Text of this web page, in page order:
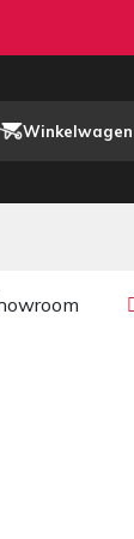
Winkelwagen